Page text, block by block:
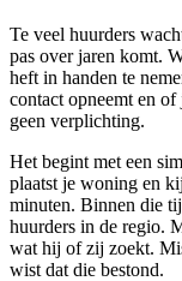
Te veel huurders
pas over jaren komt.
heft in handen te
contact opneemt en
geen verplichting.
Het begint met een
plaatst je woning en
minuten. Binnen die
huurders in de regio.
wat hij of zij zoekt.
wist dat die bestond.